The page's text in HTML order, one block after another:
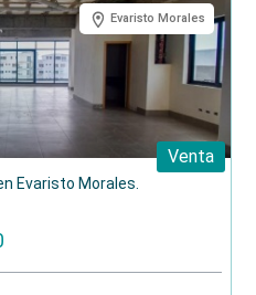
Evaristo Morales
Venta
Evaristo Morales.